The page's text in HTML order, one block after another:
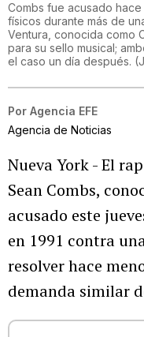
Combs fue acusado
físicos durante más de
Ventura, conocida como
para su sello musical;
el caso un día después. (
Por Agencia EFE
Agencia de Noticias
Nueva York - El
Sean Combs,
acusado este
en 1991 contra
resolver hace
demanda similar